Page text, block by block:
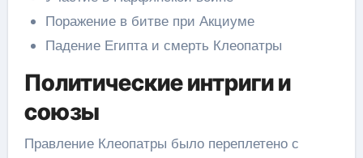
Поражение в битве при Акциуме
Падение Египта и смерть Клеопатры
Политические интриги и
союзы
Правление Клеопатры было переплетено с